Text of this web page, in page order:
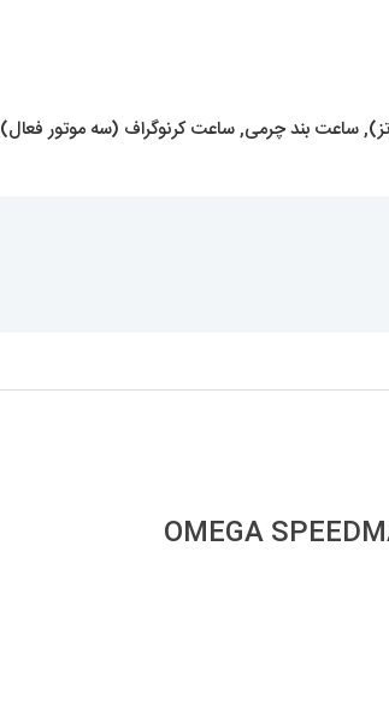
,ساعت بند چرمی,ساعت کرنوگراف (سه موتور فعال)